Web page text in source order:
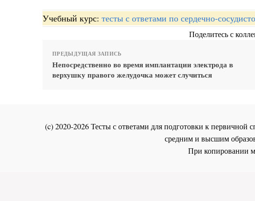
Учебный курс: тесты с ответами по сердечно-
Поделитесь с
ПРЕДЫДУЩАЯ ЗАПИСЬ
Непосредственно во время имплантации электрода в
верхушку правого желудочка может случиться
(c) 2020-2026 Тесты с ответами для подготовки к
средним и высшим
При копировании